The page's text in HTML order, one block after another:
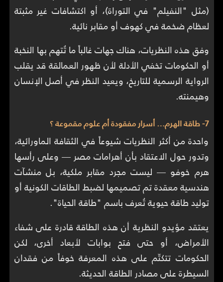
(مثل "النفيلم" في التوراة)، أو اكتشافات غير مثبتة
لعظام ضخمة في كهوف أو مقابر نائية.
وفق هذه النظريات، هناك جهات غالباً ما تُتهم بها النخبة
أو الحكومات تخفي الأدلة لأن ظهور العمالقة قد يقلب
الرواية الرسمية للتاريخ، ويعيد النظر في أصل الإنسان
وهيمنته.
7- طاقة الهرم… أسرار مفقودة أم علوم مقموعة ؟
واحدة من أكثر النظريات شيوعاً في الثقافة الماورائية،
وتدور حول الاعتقاد بأن أهرامات مصر — وعلى رأسها
هرم خوفو — ليست مجرد مقابر ملكية، بل منشآت
هندسية معقدة تم تصميمها لضبط الطاقات الكونية أو
توليد طاقة حيوية تُعرف باسم "طاقة الحياة".
يعتقد مؤيدو النظرية أن هذه الطاقة قادرة على شفاء
الأمراض، أو حتى فتح بوابات لأبعاد أخرى، لكن
الحكومات تتكتّم على هذه المعرفة خوفاً من فقدان
السيطرة على مصادر الطاقة الحديثة.